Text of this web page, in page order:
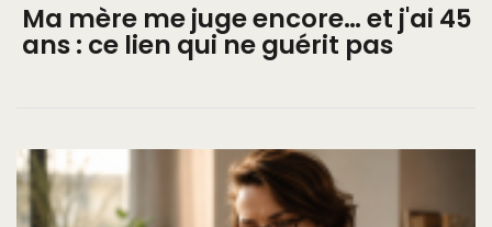
Ma mère me juge encore… et j'ai 45
ans : ce lien qui ne guérit pas